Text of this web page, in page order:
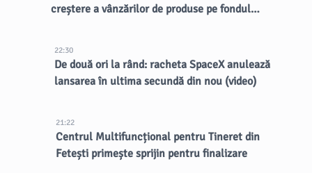
creștere a vânzărilor de produse pe fondul
22:30
De două ori la rând: racheta SpaceX anulează
lansarea în ultima secundă din nou (video)
21:22
Centrul Multifuncțional pentru Tineret din
Fetești primește sprijin pentru finalizare